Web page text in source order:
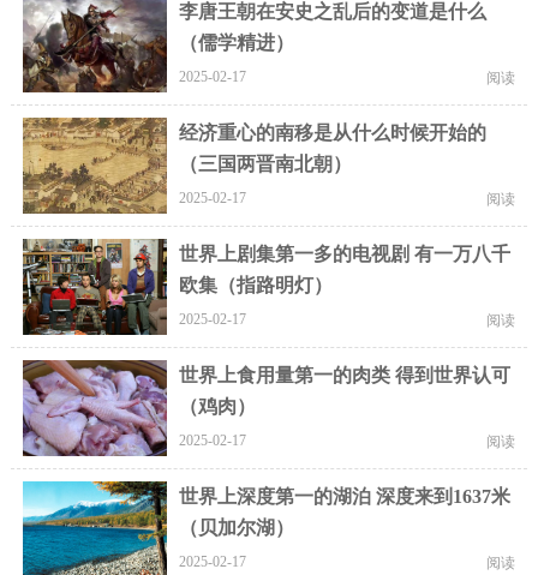
李唐王朝在安史之乱后的变道是什么
（儒学精进）
2025-02-17 阅读
经济重心的南移是从什么时候开始的
（三国两晋南北朝）
2025-02-17 阅读
世界上剧集第一多的电视剧 有一万八千
欧集（指路明灯）
2025-02-17 阅读
世界上食用量第一的肉类 得到世界认可
（鸡肉）
2025-02-17 阅读
世界上深度第一的湖泊 深度来到1637米
（贝加尔湖）
2025-02-17 阅读